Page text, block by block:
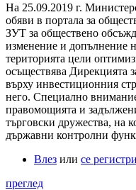
На 25.09.2019 г.
обяви в портала за
ЗУТ за обществено
изменение и допълнение
територията цели
осъществява Дирекцията
върху инвестиционния
него. Специално
правомощията и
търговски дружества, на
държавни контролни
Влез или се
преглед